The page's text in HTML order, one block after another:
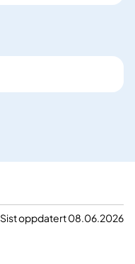
Sist oppdatert 08.06.2026